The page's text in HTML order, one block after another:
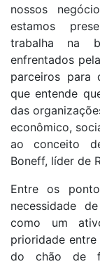
nossos
estamos
trabalha na
enfrentados
parceiros para
que entende
das
econômico,
ao conceito
Boneff, líder de
Entre os
necessidade
como um
prioridade entre
do chão de